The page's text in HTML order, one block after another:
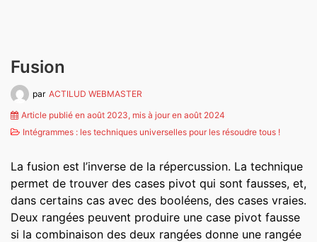
Fusion
par ACTILUD WEBMASTER
Article publié en août 2023, mis à jour en août 2024
Intégrammes : les techniques universelles pour les résoudre tous !
La fusion est l’inverse de la répercussion. La technique
permet de trouver des cases pivot qui sont fausses, et,
dans certains cas avec des booléens, des cases vraies.
Deux rangées peuvent produire une case pivot fausse
si la combinaison des deux rangées donne une rangée